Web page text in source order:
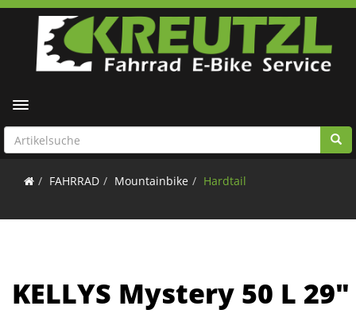
Toggle navigation
FAHRRAD Mountainbike Hardtail
KELLYS Mystery 50 L 29"